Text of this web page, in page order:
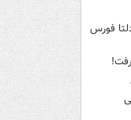
فورس